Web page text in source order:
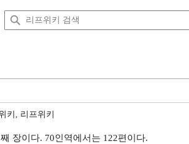
키, 리프위키
장이다. 70인역에서는 122편이다.